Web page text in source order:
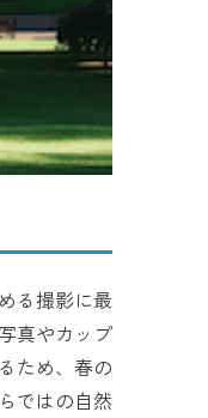
る撮影に最
真やカップ
ため、春の
ではの自然